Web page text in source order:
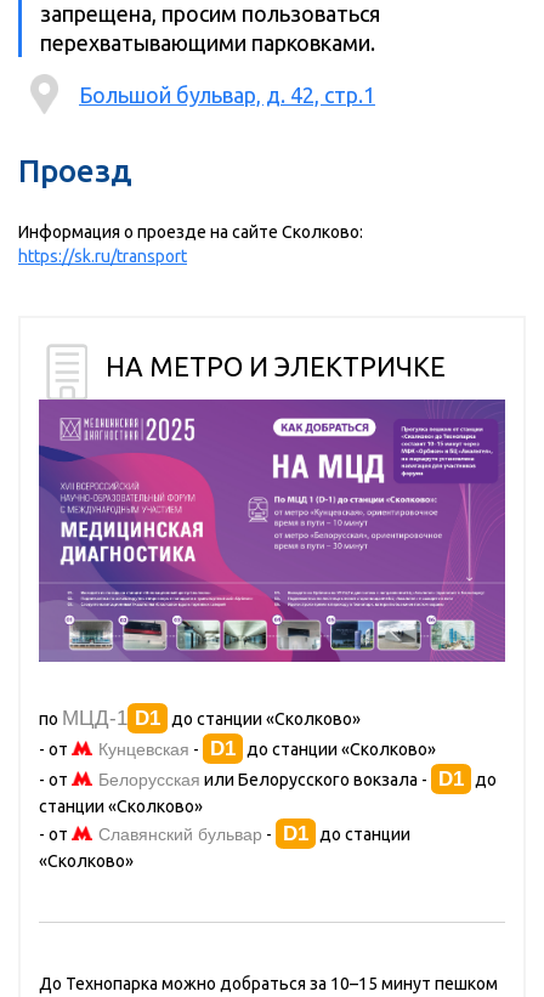
запрещена, просим пользоваться
перехватывающими парковками.
Большой бульвар, д. 42, стр.1
Проезд
Информация о проезде на сайте Сколково:
https://sk.ru/transport
НА МЕТРО И ЭЛЕКТРИЧКЕ
по МЦД-1 D1 до станции «Сколково»
- от
Кунцевская - D1 до станции «Сколково»
- от
Белорусская или Белорусского вокзала - D1 до
станции «Сколково»
- от
Славянский бульвар - D1 до станции
«Сколково»
До Технопарка можно добраться за 10–15 минут пешком